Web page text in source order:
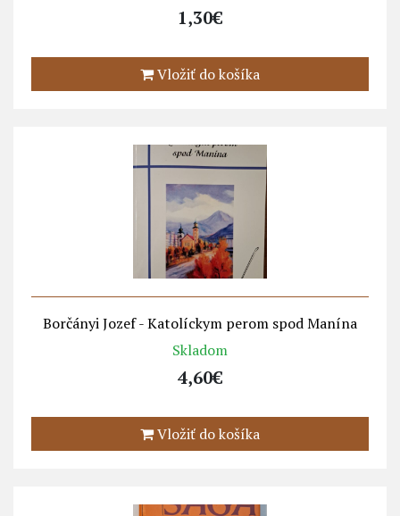
1,30€
Vložiť do košíka
Borčányi Jozef - Katolíckym perom spod Manína
Skladom
4,60€
Vložiť do košíka